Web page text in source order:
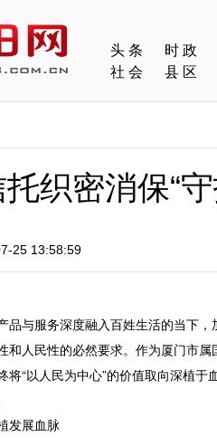
头条
时政
社会
县区
织密消保“
25 13:58:59
品与服务深度融入百姓生活的当下
和人民性的必然要求。作为厦门市
将“以人民为中心”的价值取向深植
发展血脉